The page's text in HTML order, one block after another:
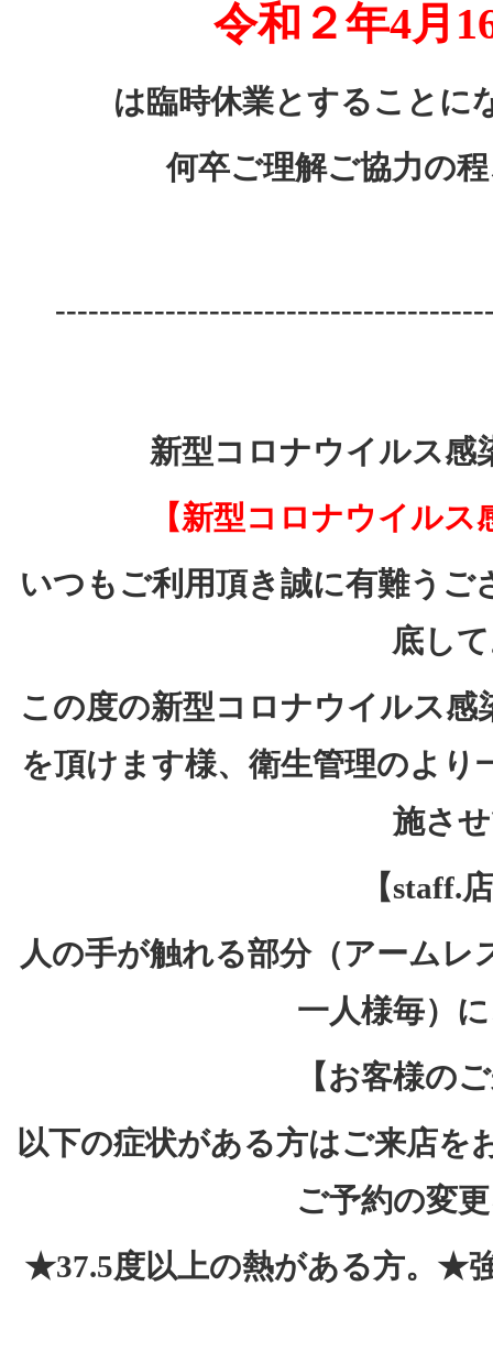
令和２年4月
は臨時休業とすることに
何卒ご理解ご協力の
新型コロナウイルス感
【新型コロナウイル
いつもご利用頂き誠に有難うご
底し
この度の新型コロナウイルス
を頂けます様、衛生管理のよ
施さ
【staff.
人の手が触れる部分（アーム
一人様毎）
【お客様の
以下の症状がある方はご来店を
ご予約の変
★37.5度以上の熱がある方。★